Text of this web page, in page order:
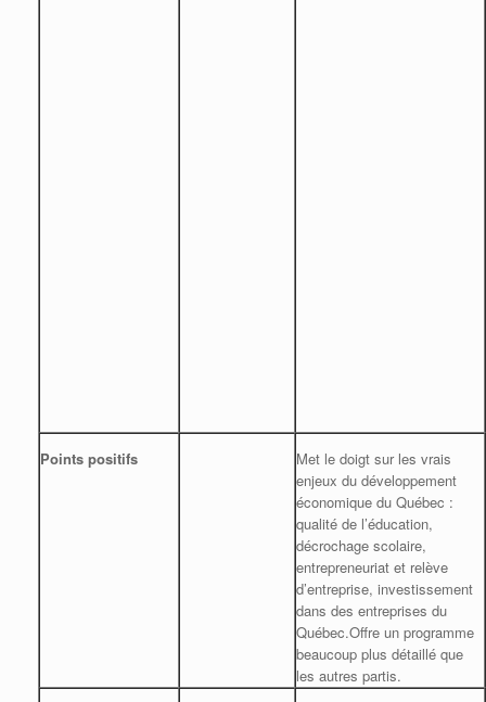
Points positifs
Met le doigt sur les vrais
enjeux du développement
économique du Québec :
qualité de l’éducation,
décrochage scolaire,
entrepreneuriat et relève
d’entreprise, investissement
dans des entreprises du
Québec.Offre un programme
beaucoup plus détaillé que
les autres partis.